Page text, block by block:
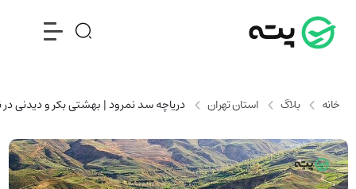
خانه بلاگ استان تهران دریاچه سد نمرود | بهشتی بکر و دیدنی در